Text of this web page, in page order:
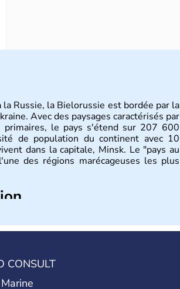
Russie, la Bielorussie est bordée par la
Avec des paysages caractérisés par
le pays s'étend sur 207 600
de population du continent avec 10
dans la capitale, Minsk. Le "pays au
des régions marécageuses les plus
de principautés locales comme
CONSULT